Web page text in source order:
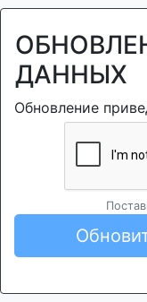
ДАННЫХ
Обновление